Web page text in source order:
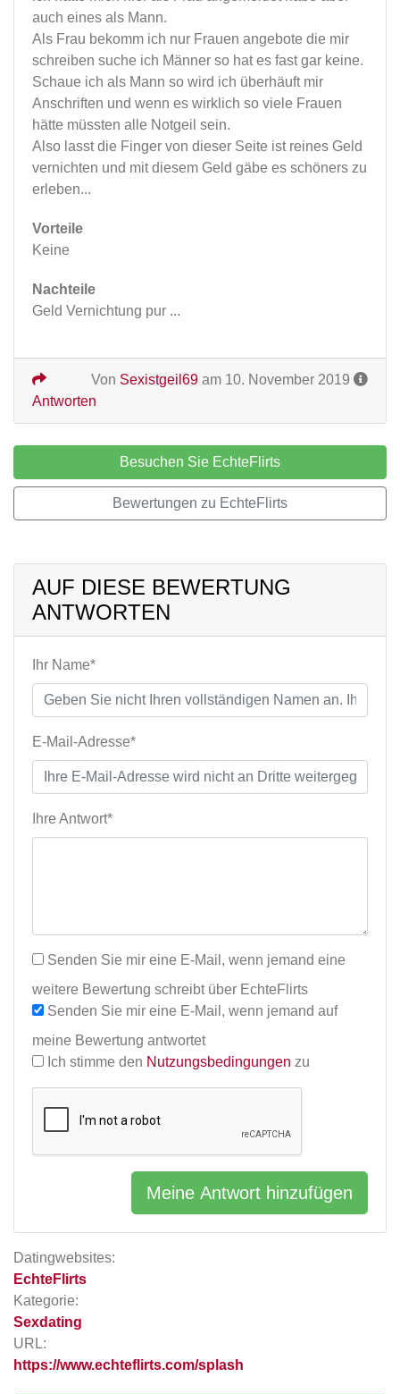
Datingwebsites:
EchteFlirts
Kategorie:
Sexdating
URL:
https://www.echteflirts.com/splash
auch eines als Mann.
Als Frau bekomm ich nur Frauen angebote die mir
schreiben suche ich Männer so hat es fast gar keine.
Schaue ich als Mann so wird ich überhäuft mir
Anschriften und wenn es wirklich so viele Frauen
hätte müssten alle Notgeil sein.
Also lasst die Finger von dieser Seite ist reines Geld
vernichten und mit diesem Geld gäbe es schöners zu
erleben...
Vorteile
Keine
Nachteile
Geld Vernichtung pur ...
Von Sexistgeil69 am 10. November 2019
Antworten
Besuchen Sie EchteFlirts
Bewertungen zu EchteFlirts
AUF DIESE BEWERTUNG
ANTWORTEN
Ihr Name*
E-Mail-Adresse*
Ihre Antwort*
Senden Sie mir eine E-Mail, wenn jemand eine
weitere Bewertung schreibt über EchteFlirts
Senden Sie mir eine E-Mail, wenn jemand auf
meine Bewertung antwortet
Ich stimme den Nutzungsbedingungen zu
Meine Antwort hinzufügen